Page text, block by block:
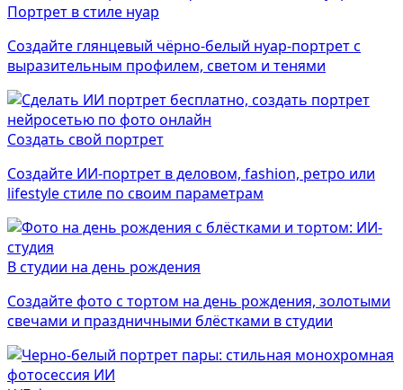
Портрет в стиле нуар
Создайте глянцевый чёрно-белый нуар-портрет с
выразительным профилем, светом и тенями
Создать свой портрет
Создайте ИИ-портрет в деловом, fashion, ретро или
lifestyle стиле по своим параметрам
В студии на день рождения
Создайте фото с тортом на день рождения, золотыми
свечами и праздничными блёстками в студии